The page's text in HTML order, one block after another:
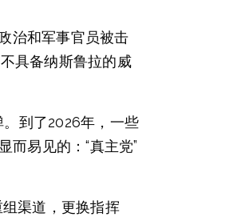
治和军事官员被击
具备纳斯鲁拉的威
。到了2026年，一些
易见的：“真主党”
渠道，更换指挥